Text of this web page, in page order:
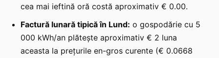
cea mai ieftină oră costă aproximativ € 0.00.
Factură lunară tipică în Lund: o gospodărie cu 5
000 kWh/an plătește aproximativ € 2 luna
aceasta la prețurile en-gros curente (€ 0.0668